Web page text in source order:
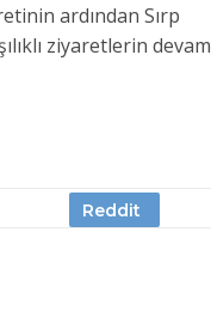
ardından Sırp
ziyaretlerin devam